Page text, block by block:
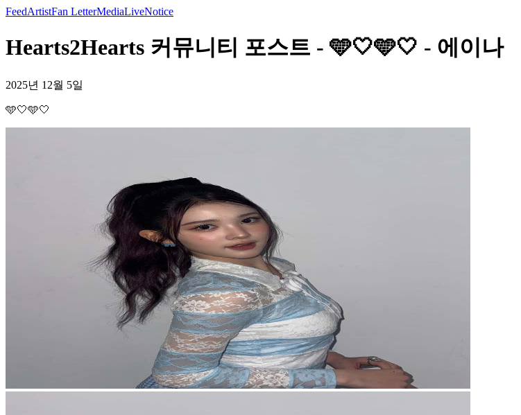
FeedArtistFan LetterMediaLiveNotice
Hearts2Hearts 커뮤니티 포스트 - 🩵🤍🩵🤍 - 에이나
2025년 12월 5일
🩵🤍🩵🤍